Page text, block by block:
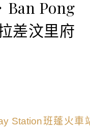
Ban Pong
差汶里府